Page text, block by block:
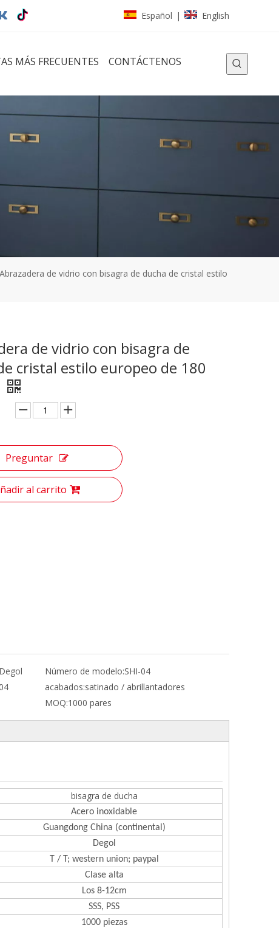
Español | English
MÁS FRECUENTES CONTÁCTENOS
Abrazadera de vidrio con bisagra de ducha de cristal estilo
de vidrio con bisagra de
cristal estilo europeo de 180
Preguntar
al carrito
Número de modelo:SHI-04
acabados:satinado / abrillantadores
MOQ:1000 pares
bisagra de ducha
Acero inoxidable
Guangdong China (continental)
Degol
T / T; western union; paypal
Clase alta
Los 8-12cm
SSS, PSS
1000 piezas